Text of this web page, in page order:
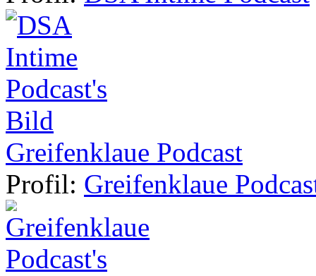
Greifenklaue Podcast
Profil: Greifenklaue